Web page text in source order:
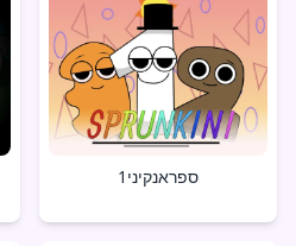
ספראנקיני1